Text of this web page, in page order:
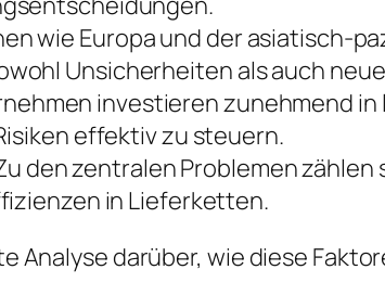
wie Europa und der asiatisch-
Unsicherheiten als auch
investieren zunehmend
effektiv zu steuern.
den zentralen Problemen
in Lieferketten.
darüber, wie diese